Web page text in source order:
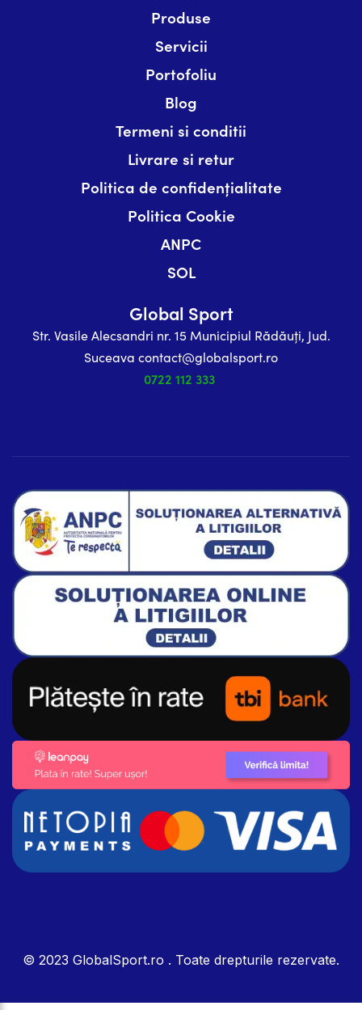
Produse
Servicii
Portofoliu
Blog
Termeni si conditii
Livrare si retur
Politica de confidențialitate
Politica Cookie
ANPC
SOL
Global Sport
Str. Vasile Alecsandri nr. 15 Municipiul Rădăuți, Jud.
Suceava contact@globalsport.ro
0722 112 333
© 2023 GlobalSport.ro . Toate drepturile rezervate.